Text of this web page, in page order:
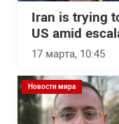
Iran is trying
US amid
17 марта, 10:45
Новости мира